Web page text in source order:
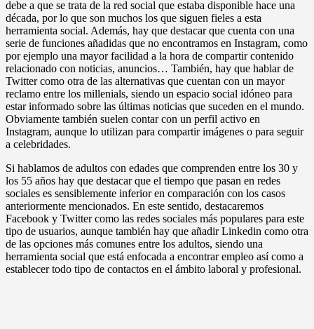
debe a que se trata de la red social que estaba disponible hace una
década, por lo que son muchos los que siguen fieles a esta
herramienta social. Además, hay que destacar que cuenta con una
serie de funciones añadidas que no encontramos en Instagram, como
por ejemplo una mayor facilidad a la hora de compartir contenido
relacionado con noticias, anuncios… También, hay que hablar de
Twitter como otra de las alternativas que cuentan con un mayor
reclamo entre los millenials, siendo un espacio social idóneo para
estar informado sobre las últimas noticias que suceden en el mundo.
Obviamente también suelen contar con un perfil activo en
Instagram, aunque lo utilizan para compartir imágenes o para seguir
a celebridades.
Si hablamos de adultos con edades que comprenden entre los 30 y
los 55 años hay que destacar que el tiempo que pasan en redes
sociales es sensiblemente inferior en comparación con los casos
anteriormente mencionados. En este sentido, destacaremos
Facebook y Twitter como las redes sociales más populares para este
tipo de usuarios, aunque también hay que añadir Linkedin como otra
de las opciones más comunes entre los adultos, siendo una
herramienta social que está enfocada a encontrar empleo así como a
establecer todo tipo de contactos en el ámbito laboral y profesional.